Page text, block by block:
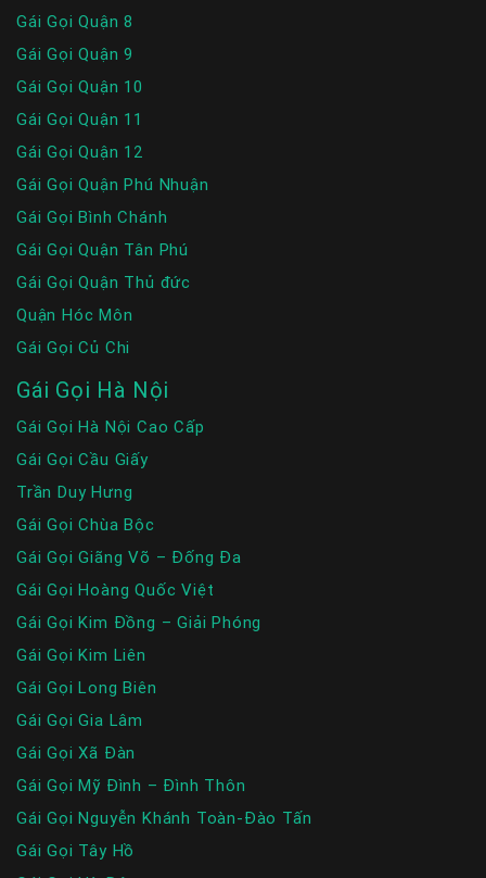
Gái Gọi Quận 8
Gái Gọi Quận 9
Gái Gọi Quận 10
Gái Gọi Quận 11
Gái Gọi Quận 12
Gái Gọi Quận Phú Nhuận
Gái Gọi Bình Chánh
Gái Gọi Quận Tân Phú
Gái Gọi Quận Thủ đức
Quận Hóc Môn
Gái Gọi Củ Chi
Gái Gọi Hà Nội
Gái Gọi Hà Nội Cao Cấp
Gái Gọi Cầu Giấy
Trần Duy Hưng
Gái Gọi Chùa Bộc
Gái Gọi Giãng Võ – Đống Đa
Gái Gọi Hoàng Quốc Việt
Gái Gọi Kim Đồng – Giải Phóng
Gái Gọi Kim Liên
Gái Gọi Long Biên
Gái Gọi Gia Lâm
Gái Gọi Xã Đàn
Gái Gọi Mỹ Đình – Đình Thôn
Gái Gọi Nguyễn Khánh Toàn-Đào Tấn
Gái Gọi Tây Hồ